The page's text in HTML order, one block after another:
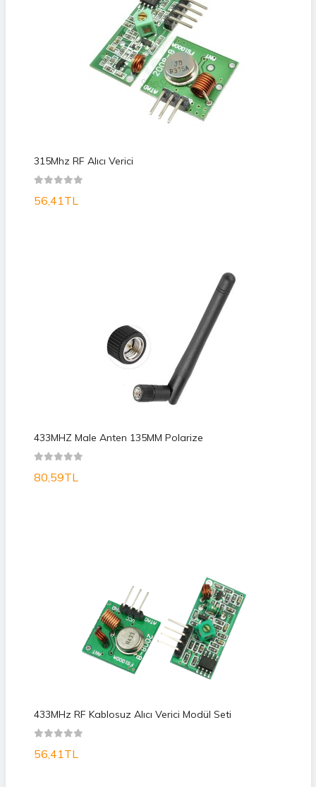
315Mhz RF Alıcı Verici
56,41TL
433MHZ Male Anten 135MM Polarize
80,59TL
433MHz RF Kablosuz Alıcı Verici Modül Seti
56,41TL